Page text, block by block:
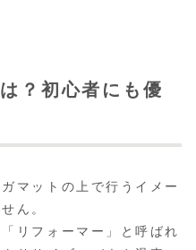
？初心者にも優
マットの上で行うイメー
ん。
リフォーマー」と呼ばれ